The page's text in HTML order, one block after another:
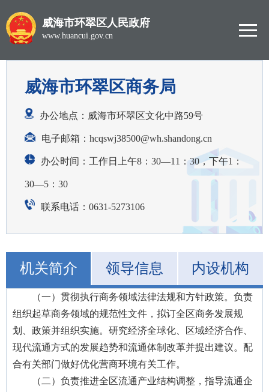
威海市环翠区人民政府
www.huancui.gov.cn
威海市环翠区商务局
办公地点：威海市环翠区文化中路59号
电子邮箱： hcqswj38500@wh.shandong.cn
办公时间：工作日上午8：30—11：30，下午1：
30—5：30
联系电话：0631-5273106
机关简介 领导信息 内设机构
（一）贯彻执行商务领域法律法规和方针政策。负责
组织起草商务领域的规范性文件，拟订全区商务发展规
划、政策并组织实施。研究经济全球化、区域经济合作、
现代流通方式的发展趋势和流通体制改革并提出建议。配
合有关部门做好优化营商环境有关工作。
（二）负责推进全区流通产业结构调整，指导流通企